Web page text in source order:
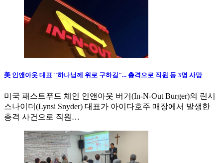
美 인앤아웃 대표 "하나님께 위로 구하길"... 총격으로 직원 등 3명 사망
미국 패스트푸드 체인 인앤아웃 버거(In-N-Out Burger)의 린시
스나이더(Lynsi Snyder) 대표가 아이다호주 매장에서 발생한
총격 사건으로 직원…